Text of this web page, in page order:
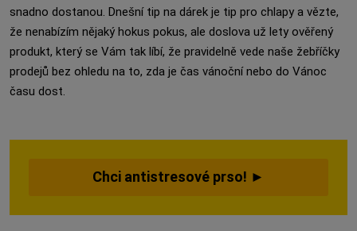
snadno dostanou. Dnešní tip na dárek je tip pro chlapy a vězte,
že nenabízím nějaký hokus pokus, ale doslova už lety ověřený
produkt, který se Vám tak líbí, že pravidelně vede naše žebříčky
prodejů bez ohledu na to, zda je čas vánoční nebo do Vánoc
času dost.
Chci antistresové prso! ►